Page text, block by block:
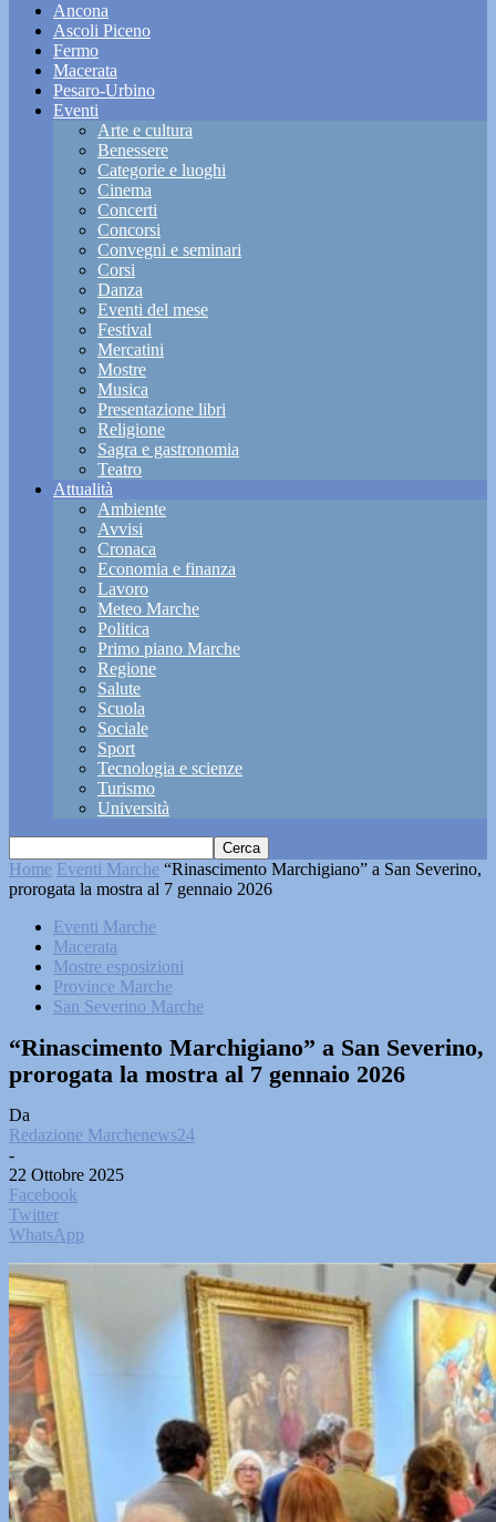
Ancona
Ascoli Piceno
Fermo
Macerata
Pesaro-Urbino
Eventi
Arte e cultura
Benessere
Categorie e luoghi
Cinema
Concerti
Concorsi
Convegni e seminari
Corsi
Danza
Eventi del mese
Festival
Mercatini
Mostre
Musica
Presentazione libri
Religione
Sagra e gastronomia
Teatro
Attualità
Ambiente
Avvisi
Cronaca
Economia e finanza
Lavoro
Meteo Marche
Politica
Primo piano Marche
Regione
Salute
Scuola
Sociale
Sport
Tecnologia e scienze
Turismo
Università
Home Eventi Marche “Rinascimento Marchigiano” a San Severino,
prorogata la mostra al 7 gennaio 2026
Eventi Marche
Macerata
Mostre esposizioni
Province Marche
San Severino Marche
“Rinascimento Marchigiano” a San Severino,
prorogata la mostra al 7 gennaio 2026
Da
Redazione Marchenews24
-
22 Ottobre 2025
Facebook
Twitter
WhatsApp